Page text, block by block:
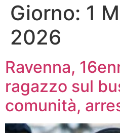
Giorno: 1
2026
Ravenna,
ragazzo sul
comunità,